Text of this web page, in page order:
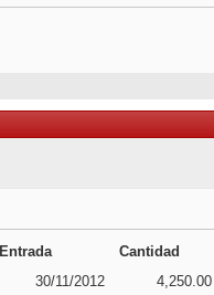
Entrada
Cantidad
30/11/2012 4,250.00